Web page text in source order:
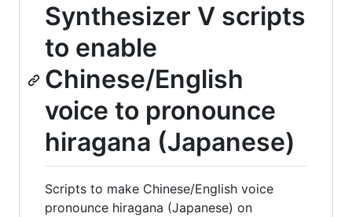
Synthesizer V scripts
to enable
Chinese/English
voice to pronounce
hiragana (Japanese)
Scripts to make Chinese/English voice
pronounce hiragana (Japanese) on